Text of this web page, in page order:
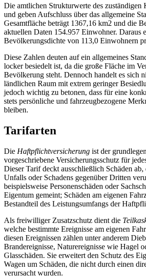
Die amtlichen Strukturwerte des zuständigen
und geben Aufschluss über das allgemeine
Gesamtfläche beträgt 1367,16 km2 und die
aktuellen Daten 154.957 Einwohner. Daraus
Bevölkerungsdichte von 113,0 Einwohnern
Diese Zahlen deuten auf ein allgemeines
locker besiedelt ist, da die große Fläche im
Bevölkerung steht. Dennoch handelt es sich
ländlichen Raum mit extrem geringer
jedoch wichtig zu betonen, dass für eine
stets persönliche und fahrzeugbezogene
bleiben.
Tarifarten
Die Haftpflichtversicherung ist der
vorgeschriebene Versicherungsschutz für
Dieser Tarif deckt ausschließlich Schäden
Unfalls oder Schadens gegenüber Dritten
beispielsweise Personenschäden oder
Eigentum gemeint; Schäden am eigenen
Bestandteil des Leistungsumfangs der
Als freiwilliger Zusatzschutz dient die
welche bestimmte Ereignisse am eigenen
diesen Ereignissen zählen unter anderem
Brandereignisse, Naturereignisse wie Hagel
Glasschäden. Sie erweitert den Schutz des
Wagen um Schäden, die nicht durch einen
verursacht wurden.